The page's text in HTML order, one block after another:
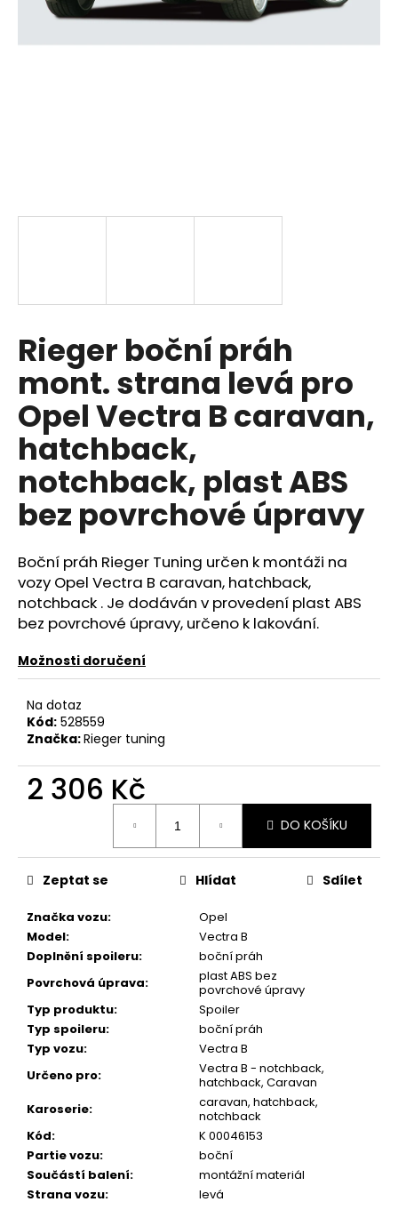
Rieger boční práh
mont. strana levá pro
Opel Vectra B caravan,
hatchback,
notchback, plast ABS
bez povrchové úpravy
Boční práh Rieger Tuning určen k montáži na
vozy Opel Vectra B caravan, hatchback,
notchback . Je dodáván v provedení plast ABS
bez povrchové úpravy, určeno k lakování.
Možnosti doručení
Na dotaz
Kód: 528559
Značka:Rieger tuning
2 306 Kč
DO KOŠÍKU
Značka vozu:
Opel
Model:
Vectra B
Doplnění spoileru:
boční práh
Povrchová úprava:
plast ABS bez
povrchové úpravy
Typ produktu:
Spoiler
Typ spoileru:
boční práh
Typ vozu:
Vectra B
Určeno pro:
Vectra B - notchback,
hatchback, Caravan
Karoserie:
caravan, hatchback,
notchback
Kód:
K 00046153
Partie vozu:
boční
Součástí balení:
montážní materiál
Strana vozu: levá
Zeptat se Hlídat Sdílet
j
o
o
r
u
č
u
j
e
m
e
SPORTOVNÍ
SVÍČKY
2.0TFSI
2.0TSI
EA113
1
849
Kč